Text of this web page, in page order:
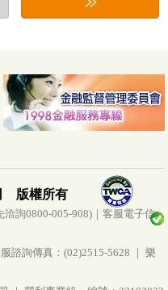
版權所有
詢0800-005-908)｜客服電子信
諮詢傳真：(02)2515-5628 ｜ 樂